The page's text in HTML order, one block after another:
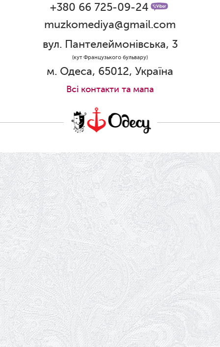
Графік роботи каси 1 червня
Ювілей Олени Редько
Ювілей Станіслава Зайцева
18.05.2026
Шукаємо інженерів і техніків
17.05.2026
Ювілей Валентини Бородіної
13.05.2026
Конкурс на заміщення вакантних
посад
12.05.2026
Ювілей Світлани Коцюренко
10.05.2026
Онлайн-трансляція концерту «Хто
кого?»
09.05.2026
+380 66 725-09-24
muzkomediya@gmail.com
вул. Пантелеймонівська, 3
(кут Французького бульвару)
м. Одеса, 65012, Україна
Всi контакти та мапа